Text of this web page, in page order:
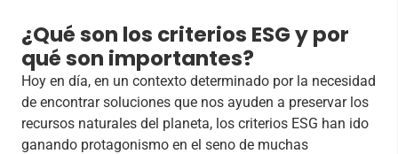
¿Qué son los criterios ESG y por
qué son importantes?
Hoy en día, en un contexto determinado por la necesidad
de encontrar soluciones que nos ayuden a preservar los
recursos naturales del planeta, los criterios ESG han ido
ganando protagonismo en el seno de muchas